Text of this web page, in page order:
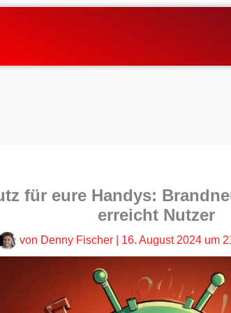
für eure Handys:
erreicht Nutzer
von Denny Fischer 16. August 2024 um